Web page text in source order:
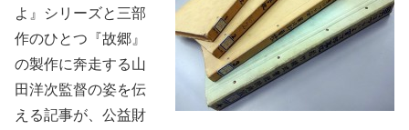
よ』シリーズと三部
作のひとつ『故郷』
の製作に奔走する山
田洋次監督の姿を伝
える記事が、公益財